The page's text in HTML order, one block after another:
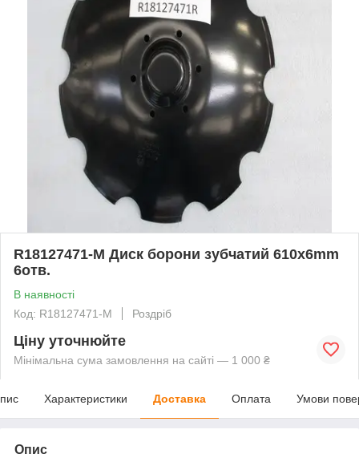
R18127471-M Диск борони зубчатий 610х6mm
6отв.
В наявності
Код: R18127471-M
Роздріб
Ціну уточнюйте
Мінімальна сума замовлення на сайті — 1 000 ₴
Характеристики Доставка Оплата Умови
Опис